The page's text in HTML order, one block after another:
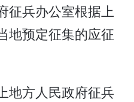
征兵办公室根据上
地预定征集的应征
地方人民政府征兵